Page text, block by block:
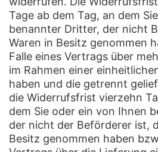
Tage ab dem Tag, an dem
benannter Dritter, der nicht
Waren in Besitz genommen
Falle eines Vertrags über
im Rahmen einer
haben und die getrennt
die Widerrufsfrist vierzehn
dem Sie oder ein von Ihnen
der nicht der Beförderer ist,
Besitz genommen haben